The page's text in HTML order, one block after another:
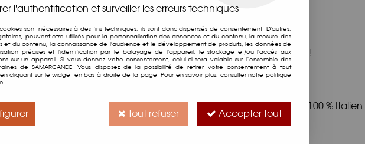
Vinaigre de Cidre Bio
Soyez le premier à donner votre avis !
4,65 €TTC
Vinaigre de Cidre Biologique Non Filtré 100 % Italien.
Goût plein et fruité.
l'authentification et surveiller les erreurs techniques
sont nécessaires à des fins techniques, ils sont donc dispensés de consentement. D'autres,
peuvent être utilisés pour la personnalisation des annonces et du contenu, la mesure des
et du contenu, la connaissance de l'audience et le développement de produits, les données de
précises et l'identification par le balayage de l'appareil, le stockage et/ou l'accès aux
sur un appareil. Si vous donnez votre consentement, celui-ci sera valable sur l’ensemble des
de SAMARCANDE. Vous disposez de la possibilité de retirer votre consentement à tout
cliquant sur le widget en bas à droite de la page. Pour en savoir plus, consulter notre politique
Tout refuser Accepter tout